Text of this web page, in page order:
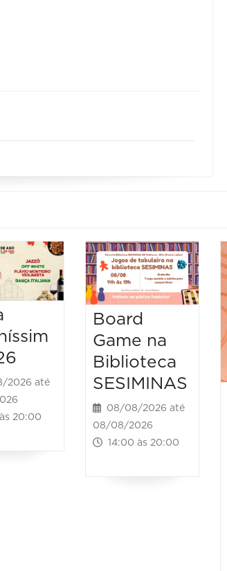
2026 até
20:00
Board
Game na
Biblioteca
SESIMINAS
08/08/2026 até
08/08/2026
14:00 às 20:00